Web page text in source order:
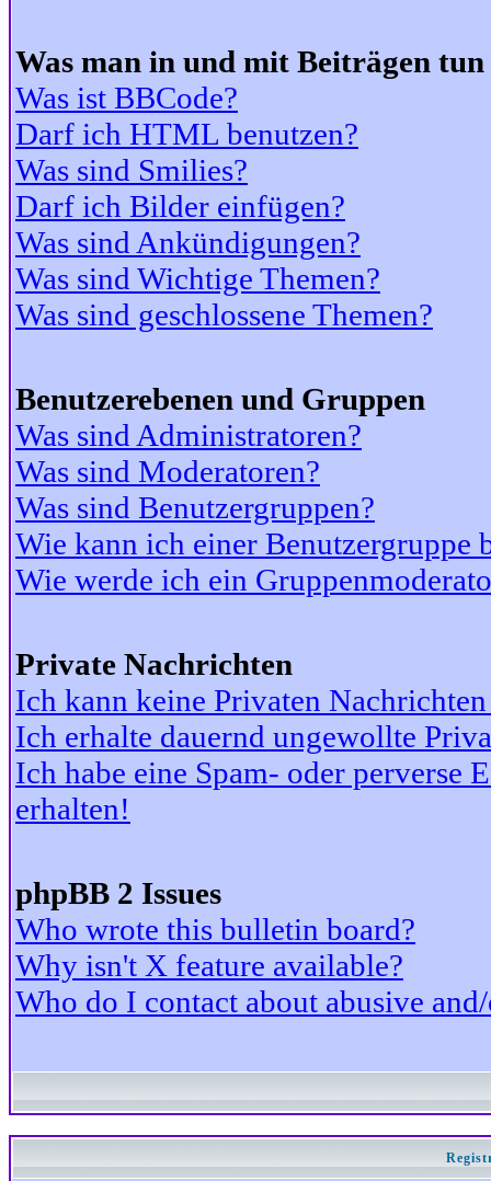
Was man in und mit Beiträgen
Was ist BBCode?
Darf ich HTML benutzen?
Was sind Smilies?
Darf ich Bilder einfügen?
Was sind Ankündigungen?
Was sind Wichtige Themen?
Was sind geschlossene Themen?
Benutzerebenen und Gruppen
Was sind Administratoren?
Was sind Moderatoren?
Was sind Benutzergruppen?
Wie kann ich einer Benutzergruppe
Wie werde ich ein
Private Nachrichten
Ich kann keine Privaten
Ich erhalte dauernd ungewollte
Ich habe eine Spam- oder perverse
erhalten!
phpBB 2 Issues
Who wrote this bulletin board?
Why isn't X feature available?
Who do I contact about abusive